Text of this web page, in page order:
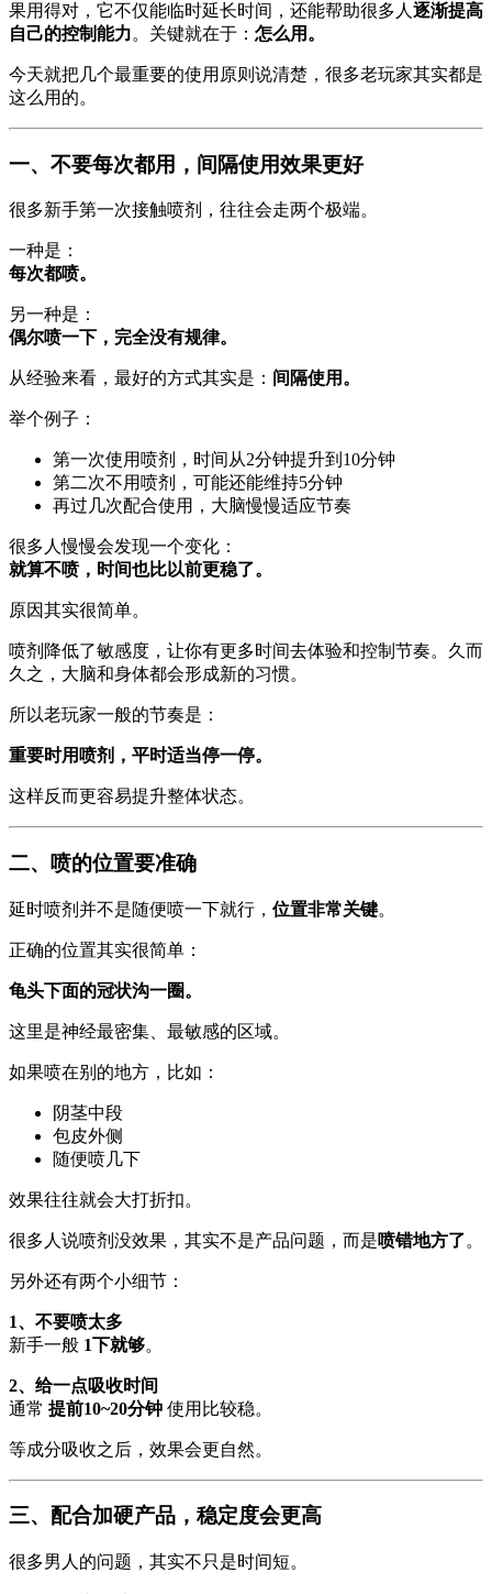
果用得对，它不仅能临时延长时间，还能帮助很多人 逐渐提高
自己的控制能力。关键就在于： 怎么用。
今天就把几个最重要的使用原则说清楚，很多老玩家其实都是
这么用的。
一、不要每次都用，间隔使用效果更好
很多新手第一次接触喷剂，往往会走两个极端。
一种是：
每次都喷。
另一种是：
偶尔喷一下，完全没有规律。
从经验来看，最好的方式其实是： 间隔使用。
举个例子：
第一次使用喷剂，时间从2分钟提升到10分钟
第二次不用喷剂，可能还能维持5分钟
再过几次配合使用，大脑慢慢适应节奏
很多人慢慢会发现一个变化：
就算不喷，时间也比以前更稳了。
原因其实很简单。
喷剂降低了敏感度，让你有更多时间去体验和控制节奏。久而
久之，大脑和身体都会形成新的习惯。
所以老玩家一般的节奏是：
重要时用喷剂，平时适当停一停。
这样反而更容易提升整体状态。
二、喷的位置要准确
延时喷剂并不是随便喷一下就行， 位置非常关键。
正确的位置其实很简单：
龟头下面的冠状沟一圈。
这里是神经最密集、最敏感的区域。
如果喷在别的地方，比如：
阴茎中段
包皮外侧
随便喷几下
效果往往就会大打折扣。
很多人说喷剂没效果，其实不是产品问题，而是喷错地方了。
另外还有两个小细节：
1、不要喷太多
新手一般 1下就够。
2、给一点吸收时间
通常 提前10~20分钟 使用比较稳。
等成分吸收之后，效果会更自然。
三、配合加硬产品，稳定度会更高
很多男人的问题，其实不只是时间短。